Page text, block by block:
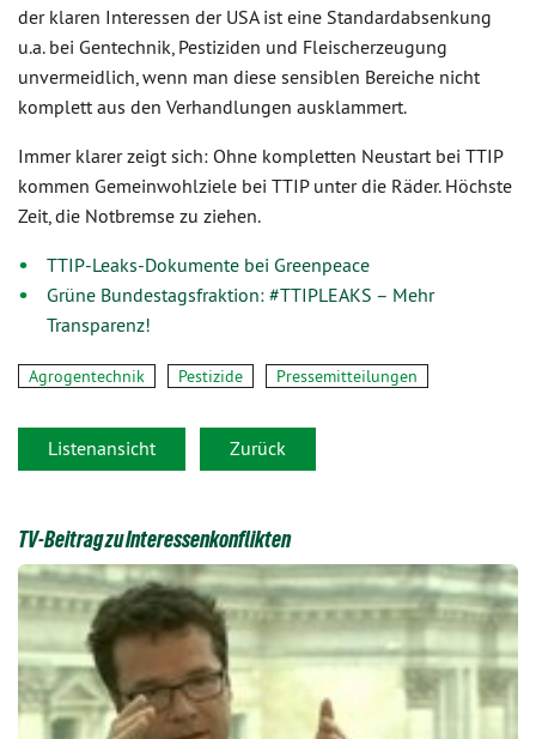
der klaren Interessen der USA ist eine Standardabsenkung
u.a. bei Gentechnik, Pestiziden und Fleischerzeugung
unvermeidlich, wenn man diese sensiblen Bereiche nicht
komplett aus den Verhandlungen ausklammert.
Immer klarer zeigt sich: Ohne kompletten Neustart bei TTIP
kommen Gemeinwohlziele bei TTIP unter die Räder. Höchste
Zeit, die Notbremse zu ziehen.
TTIP-Leaks-Dokumente bei Greenpeace
Grüne Bundestagsfraktion: #TTIPLEAKS – Mehr
Transparenz!
Agrogentechnik Pestizide Pressemitteilungen
Listenansicht Zurück
TV-Beitrag zu Interessenkonflikten